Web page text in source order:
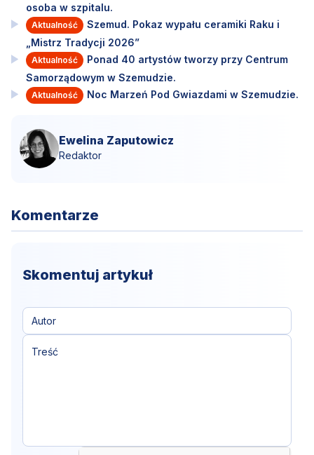
osoba w szpitalu.
Aktualność
Szemud. Pokaz wypału ceramiki Raku i
„Mistrz Tradycji 2026”
Aktualność
Ponad 40 artystów tworzy przy Centrum
Samorządowym w Szemudzie.
Aktualność Noc Marzeń Pod Gwiazdami w Szemudzie.
Ewelina Zaputowicz
Redaktor
Komentarze
Skomentuj artykuł